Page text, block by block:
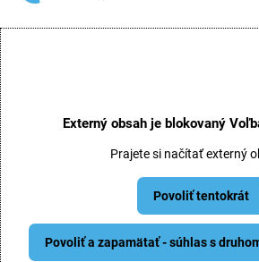
Externý obsah je blokovaný
Prajete si načítať externý
Povoliť tentokrát
Povoliť a zapamätať - súhlas s